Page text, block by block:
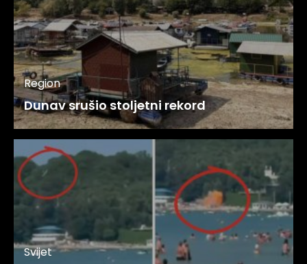
Region
Dunav srušio stoljetni rekord
Svijet